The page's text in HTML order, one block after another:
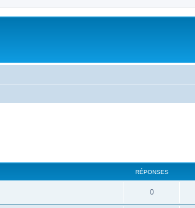
RÉPONSES
0